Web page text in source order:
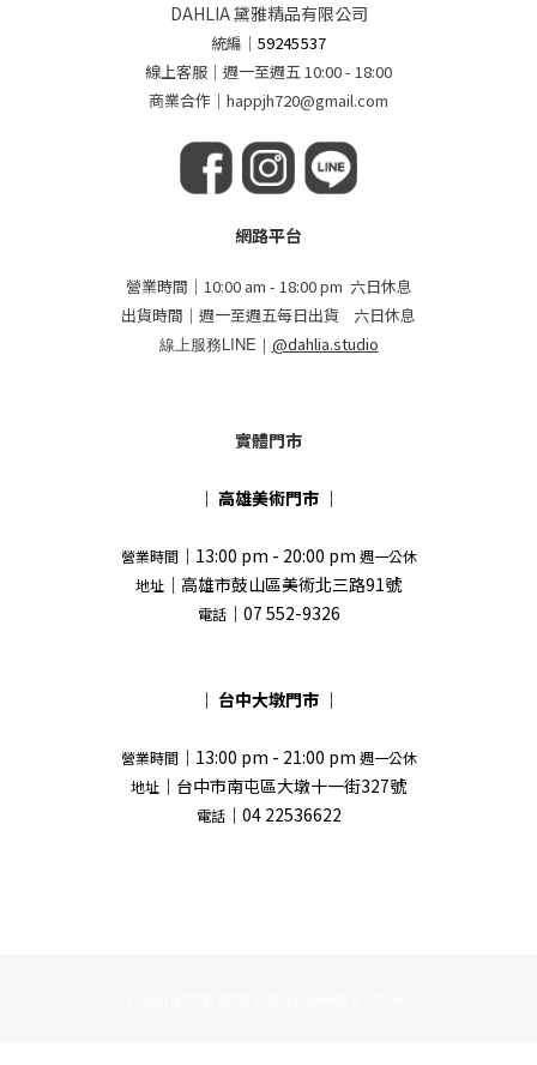
DAHLIA 黛雅精品有限公司
統編 ｜59245537
線上客服｜週一至週五 10:00 - 18:00
商業合作｜happjh720@gmail.com
網路平台
營業時間｜10:00 am - 18:00 pm 六日休息
出貨時間｜週一至週五每日出貨 六日休息
線上服務LINE｜ @dahlia.studio
實體門市
｜ 高雄美術門市 ｜
營業時間｜13:00 pm - 20:00 pm 週一公休
地址 ｜高雄市鼓山區美術北三路91號
電話｜07 552-9326
｜ 台中大墩門市 ｜
營業時間｜13:00 pm - 21:00 pm 週一公休
地址 ｜台中市南屯區大墩十一街327號
電話｜04 22536622